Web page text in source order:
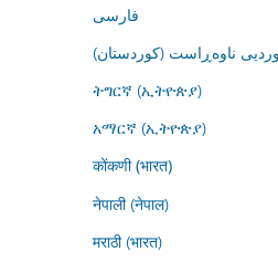
فارسى
ناوەڕاست (کوردستان)
ትግርኛ (ኢትዮጵያ)
አማርኛ (ኢትዮጵያ)
कोंकणी (भारत)
नेपाली (नेपाल)
मराठी (भारत)